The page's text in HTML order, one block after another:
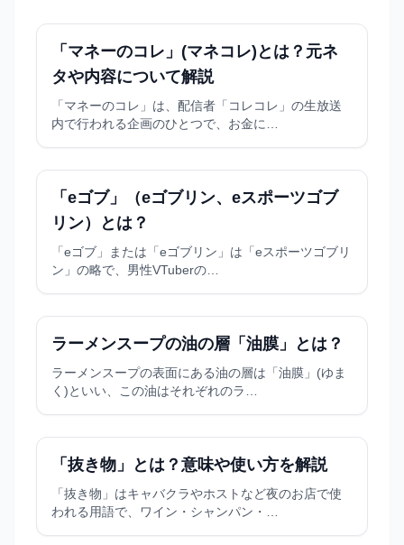
「マネーのコレ」(マネコレ)とは？元ネ
タや内容について解説
「マネーのコレ」は、配信者「コレコレ」の生放送
内で行われる企画のひとつで、お金に…
「eゴブ」（eゴブリン、eスポーツゴブ
リン）とは？
「eゴブ」または「eゴブリン」は「eスポーツゴブリ
ン」の略で、男性VTuberの…
ラーメンスープの油の層「油膜」とは？
ラーメンスープの表面にある油の層は「油膜」(ゆま
く)といい、この油はそれぞれのラ…
「抜き物」とは？意味や使い方を解説
「抜き物」はキャバクラやホストなど夜のお店で使
われる用語で、ワイン・シャンパン・…